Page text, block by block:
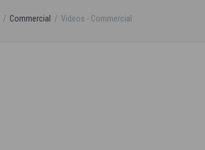
Commercial Videos - Commercial